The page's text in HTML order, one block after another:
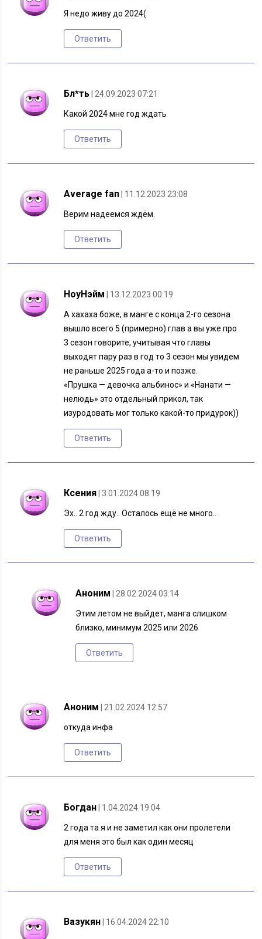
Я недо живу до 2024(
Ответить
Бл*ть | 24.09.2023 07:21
Какой 2024 мне год ждать
Ответить
Average fan | 11.12.2023 23:08
Верим надеемся ждём.
Ответить
НоуНэйм | 13.12.2023 00:19
А хахаха боже, в манге с конца 2-го сезона
вышло всего 5 (примерно) глав а вы уже про
3 сезон говорите, учитывая что главы
выходят пару раз в год то 3 сезон мы увидем
не раньше 2025 года а-то и позже.
«Прушка — девочка альбинос» и «Нанати —
нелюдь» это отдельный прикол, так
изуродовать мог только какой-то придурок))
Ответить
Ксения | 3.01.2024 08:19
Эх.. 2 год жду.. Осталось ещё не много..
Ответить
Аноним | 28.02.2024 03:14
Этим летом не выйдет, манга слишком
близко, минимум 2025 или 2026
Ответить
Аноним | 21.02.2024 12:57
откуда инфа
Ответить
Богдан | 1.04.2024 19:04
2 года та я и не заметил как они пролетели
для меня это был как один месяц
Ответить
Вазукян | 16.04.2024 22:10